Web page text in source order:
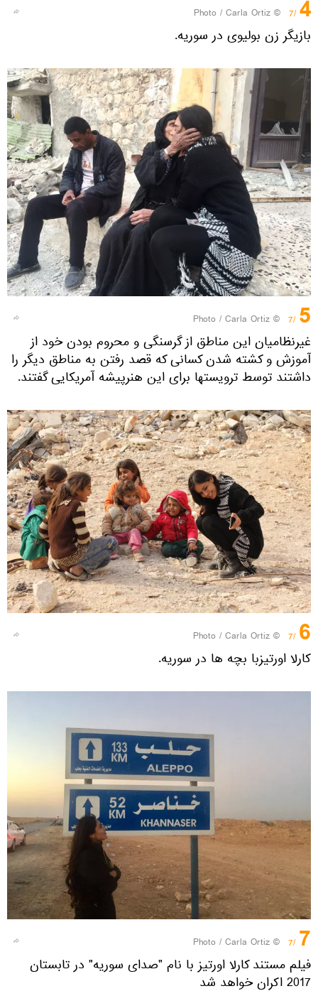
4
/7
© Photo / Carla Ortiz
بازیگر زن بولیوی در سوریه.
5
/7
© Photo / Carla Ortiz
غیرنظامیان این مناطق از گرسنگی و محروم بودن خود از
آموزش و کشته شدن کسانی که قصد رفتن به مناطق دیگر را
داشتند توسط ترویستها برای این هنرپیشه آمریکایی گفتند.
6
/7
© Photo / Carla Ortiz
کارلا اورتیزبا بچه ها در سوریه.
7
/7
© Photo / Carla Ortiz
فیلم مستند کارلا اورتیز با نام "صدای سوریه" در تابستان
2017 اکران خواهد شد